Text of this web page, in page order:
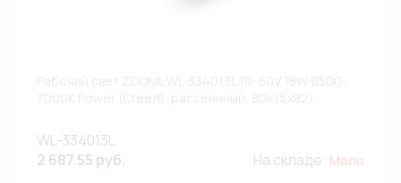
WL-334013L
2 687.55 руб.
На складе: Мало